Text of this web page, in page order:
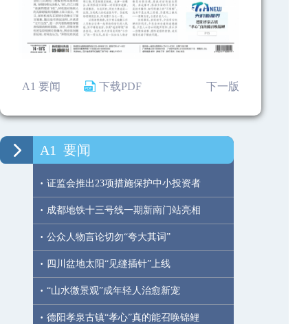
A1 要闻 下载PDF 下一版
A1 要闻
· 证监会推出23项措施保护中小投资者
· 成都地铁十三号线一期新南门站亮相
· 公众人物言论切勿“夸大其词”
· 四川盆地太阳“见缝插针”上线
· “山水微景观”成年轻人治愈新宠
· 德阳孝泉古镇“孝心”真的能召唤锦鲤